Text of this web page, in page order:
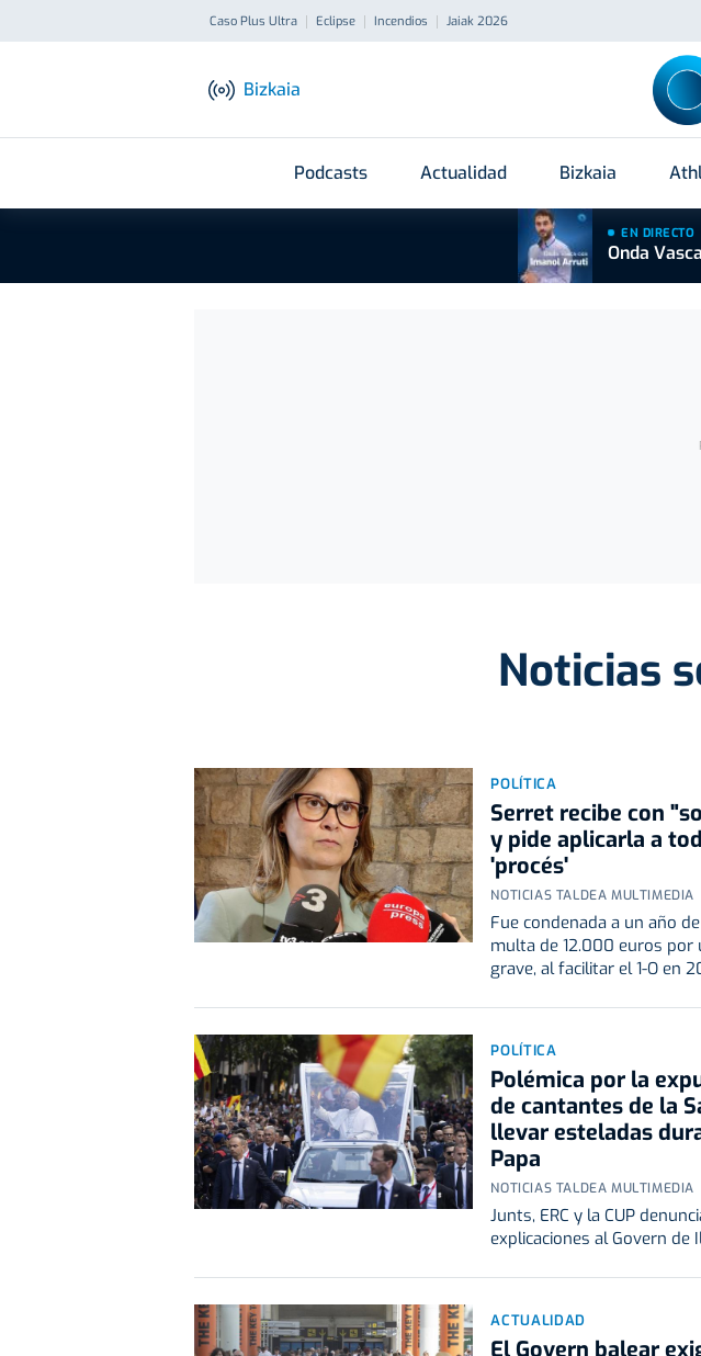
Caso Plus Ultra Eclipse Incendios Jaiak 2026
Bizkaia
Podcasts Actualidad Bizkaia
EN DIRECTO
Onda
Noticias
POLÍTICA
Serret recibe con
y pide aplicarla a
'procés'
NOTICIAS TALDEA MULTIMEDIA
Fue condenada a un año
multa de 12.000 euros por
grave, al facilitar el 1-O en
POLÍTICA
Polémica por la
de cantantes de la
llevar esteladas
Papa
NOTICIAS TALDEA MULTIMEDIA
Junts, ERC y la CUP
explicaciones al Govern de
ACTUALIDAD
El Govern balear